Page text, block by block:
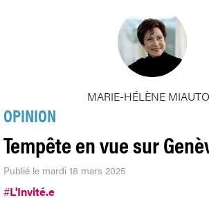
MARIE-HÉLÈNE
OPINION
Tempête en vue sur
Publié le mardi 18 mars 2025
#L'Invité.e